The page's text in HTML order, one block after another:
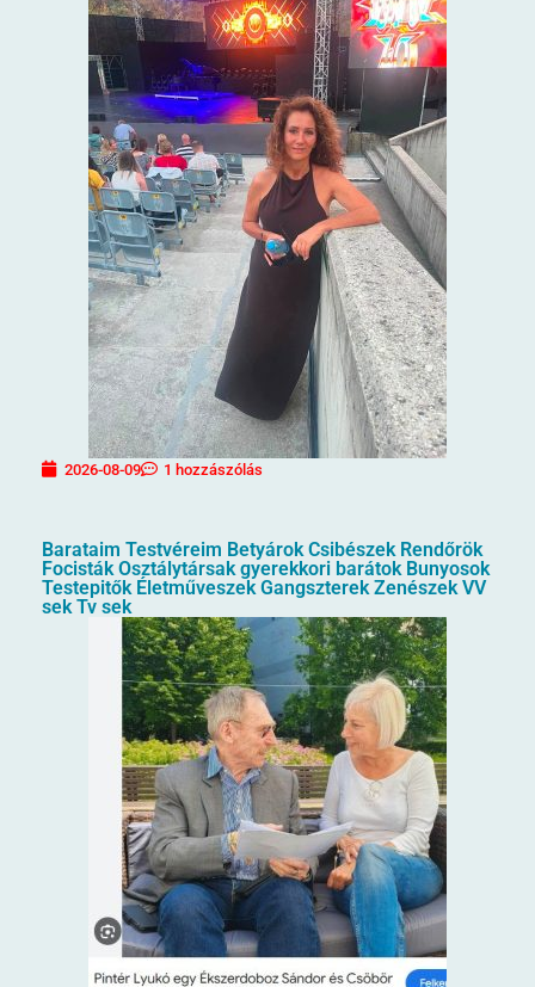
2026-08-09 1 hozzászólás
Barataim Testvéreim Betyárok Csibészek Rendőrök
Focisták Osztálytársak gyerekkori barátok Bunyosok
Testepitők Életműveszek Gangszterek Zenészek VV
sek Tv sek